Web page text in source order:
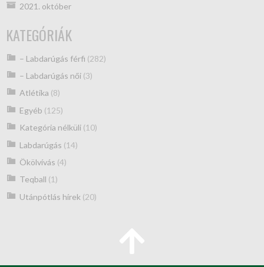
2021. október
KATEGÓRIÁK
– Labdarúgás férfi (282)
– Labdarúgás női(3)
Atlétika (8)
Egyéb (125)
Kategória nélküli(10)
Labdarúgás (14)
Ökölvívás (4)
Teqball (1)
Utánpótlás hírek (20)